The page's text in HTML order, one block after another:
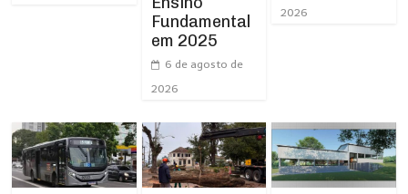
Fundamental
em 2025
6 de agosto de
2026
2026